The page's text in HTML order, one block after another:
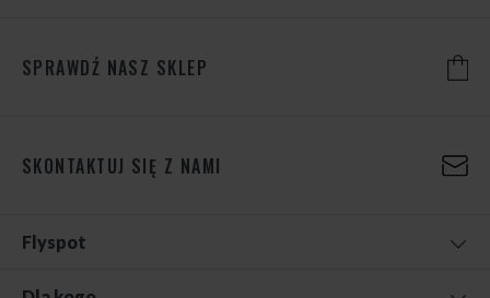
SPRAWDŹ NASZ SKLEP
SKONTAKTUJ SIĘ Z NAMI
Flyspot